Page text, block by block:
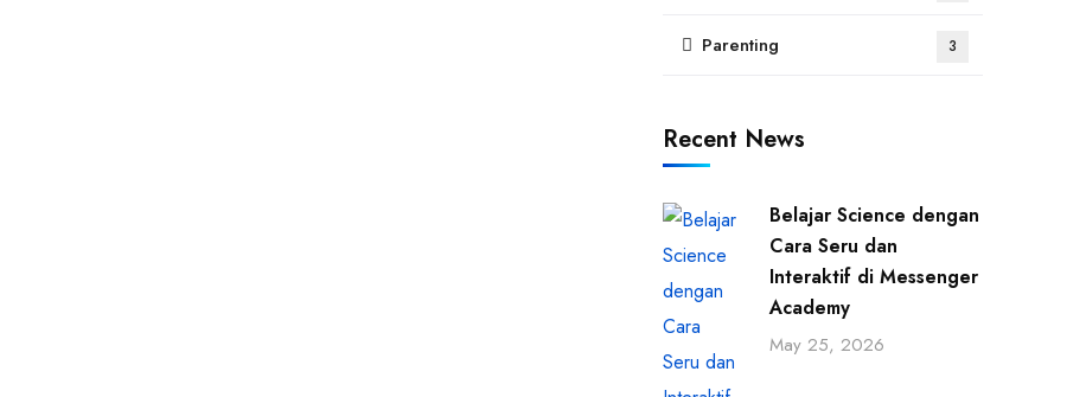
Parenting 3
Recent News
Belajar Science dengan
Cara Seru dan
Interaktif di Messenger
Academy
May 25, 2026